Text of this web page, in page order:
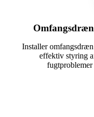
Installer
effektiv styring